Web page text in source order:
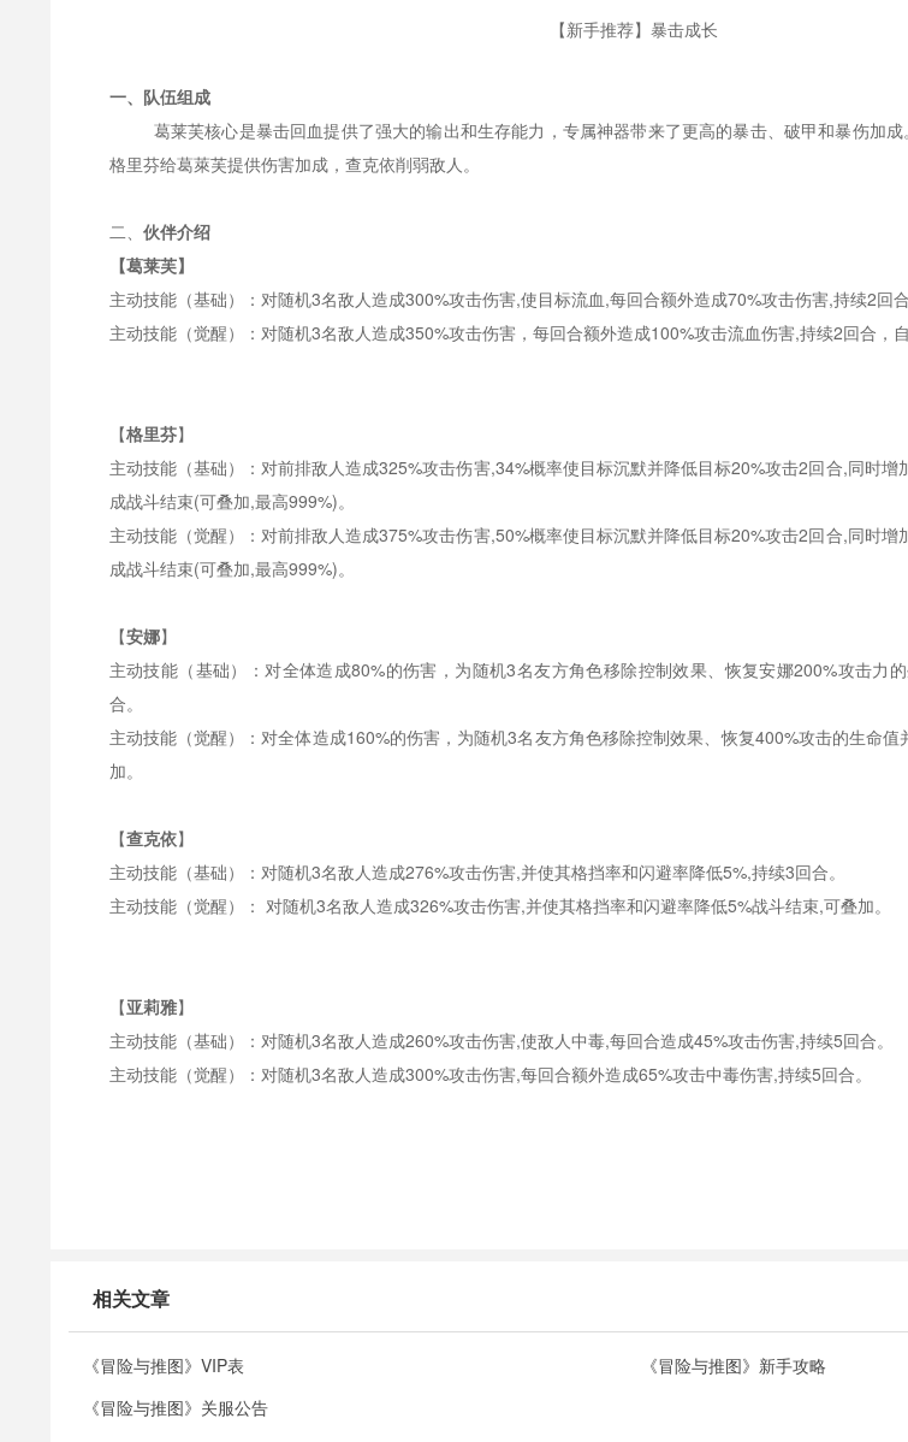
【新手推荐】暴击成长
一、队伍组成
葛莱芙核心是暴击回血提供了强大的输出和生存能力，专属神器带来了更高的暴击、破甲和暴伤加成
格里芬给葛萊芙提供伤害加成，查克依削弱敌人。
二、 伙伴介绍
【葛莱芙】
主动技能（基础）：对随机3名敌人造成300%攻击伤害,使目标流血,每回合额外造成70%攻击伤害,持续2回合
主动技能（觉醒）：对随机3名敌人造成350%攻击伤害，每回合额外造成100%攻击流血伤害,持续2回合，
【格里芬】
主动技能（基础）：对前排敌人造成325%攻击伤害,34%概率使目标沉默并降低目标20%攻击2回合,同时增
成战斗结束(可叠加,最高999%)。
主动技能（觉醒）：对前排敌人造成375%攻击伤害,50%概率使目标沉默并降低目标20%攻击2回合,同时增
成战斗结束(可叠加,最高999%)。
【安娜】
主动技能（基础）：对全体造成80%的伤害，为随机3名友方角色移除控制效果、恢复安娜200%攻击力
合。
主动技能（觉醒）：对全体造成160%的伤害，为随机3名友方角色移除控制效果、恢复400%攻击的生命
加。
【查克依】
主动技能（基础）：对随机3名敌人造成276%攻击伤害,并使其格挡率和闪避率降低5%,持续3回合。
主动技能（觉醒）： 对随机3名敌人造成326%攻击伤害,并使其格挡率和闪避率降低5%战斗结束,可叠加。
【亚莉雅】
主动技能（基础）：对随机3名敌人造成260%攻击伤害,使敌人中毒,每回合造成45%攻击伤害,持续5回合。
主动技能（觉醒）：对随机3名敌人造成300%攻击伤害,每回合额外造成65%攻击中毒伤害,持续5回合。
相关文章
《冒险与推图》VIP表
《冒险与推图》新手攻略
《冒险与推图》关服公告